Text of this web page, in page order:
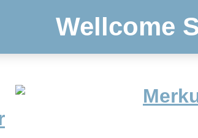
Wellcome